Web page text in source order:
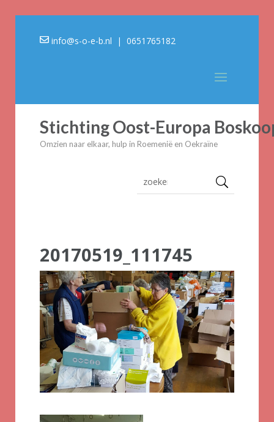
info@s-o-e-b.nl | 0651765182
Stichting Oost-Europa
Omzien naar elkaar, hulp in Roemenië en Oekraïne
20170519_111745